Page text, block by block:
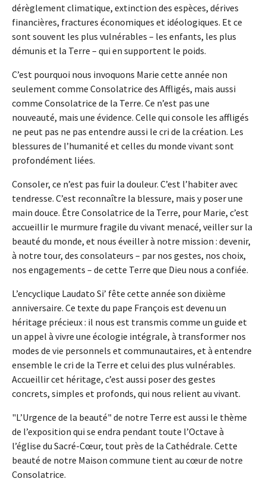
dérèglement climatique, extinction des espèces, dérives
financières, fractures économiques et idéologiques. Et ce
sont souvent les plus vulnérables – les enfants, les plus
démunis et la Terre – qui en supportent le poids.
C’est pourquoi nous invoquons Marie cette année non
seulement comme Consolatrice des Affligés, mais aussi
comme Consolatrice de la Terre. Ce n’est pas une
nouveauté, mais une évidence. Celle qui console les affligés
ne peut pas ne pas entendre aussi le cri de la création. Les
blessures de l’humanité et celles du monde vivant sont
profondément liées.
Consoler, ce n’est pas fuir la douleur. C’est l’habiter avec
tendresse. C’est reconnaître la blessure, mais y poser une
main douce. Être Consolatrice de la Terre, pour Marie, c’est
accueillir le murmure fragile du vivant menacé, veiller sur la
beauté du monde, et nous éveiller à notre mission : devenir,
à notre tour, des consolateurs – par nos gestes, nos choix,
nos engagements – de cette Terre que Dieu nous a confiée.
L’encyclique Laudato Si’ fête cette année son dixième
anniversaire. Ce texte du pape François est devenu un
héritage précieux : il nous est transmis comme un guide et
un appel à vivre une écologie intégrale, à transformer nos
modes de vie personnels et communautaires, et à entendre
ensemble le cri de la Terre et celui des plus vulnérables.
Accueillir cet héritage, c’est aussi poser des gestes
concrets, simples et profonds, qui nous relient au vivant.
"L’Urgence de la beauté" de notre Terre est aussi le thème
de l’exposition qui se endra pendant toute l’Octave à
l’église du Sacré-Cœur, tout près de la Cathédrale. Cette
beauté de notre Maison commune tient au cœur de notre
Consolatrice.